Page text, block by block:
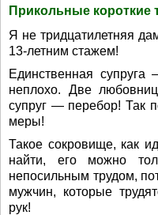
Прикольные короткие
Я не тридцатилетняя
13-летним стажем!
Единственная
неплохо. Две
супруг — перебор! Так
меры!
Такое сокровище, как
найти, его можно
непосильным трудом,
мужчин, которые
рук!